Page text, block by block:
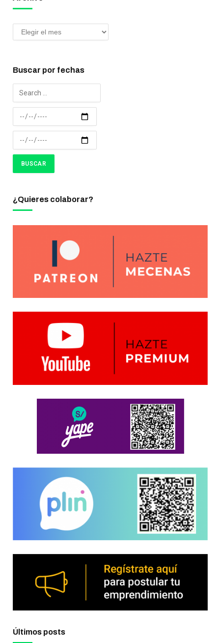
Buscar por fechas
¿Quieres colaborar?
Últimos posts